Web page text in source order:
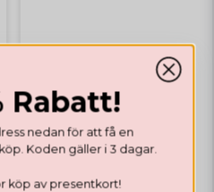
PENSLAR
Gel Brush Oval #6
Rabatt!
nedan för att få en
Koden gäller i 3 dagar.
köp av presentkort!